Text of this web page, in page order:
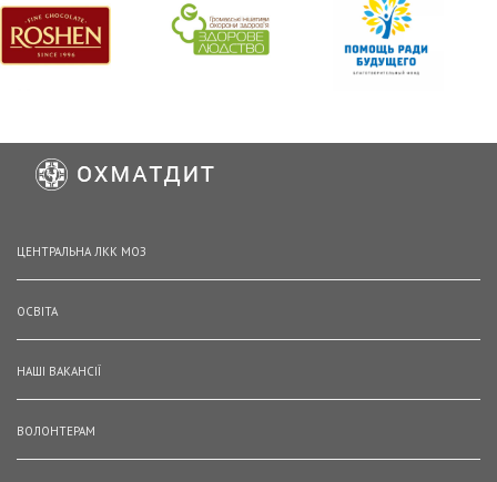
ЦЕНТРАЛЬНА ЛКК МОЗ
ОСВІТА
НАШІ ВАКАНСІЇ
ВОЛОНТЕРАМ